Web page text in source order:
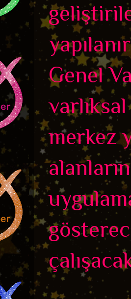
Genel
merkez